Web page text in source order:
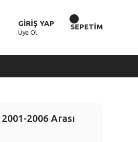
GİRİŞ YAP
Üye Ol
SEPETİM
2006 Arası